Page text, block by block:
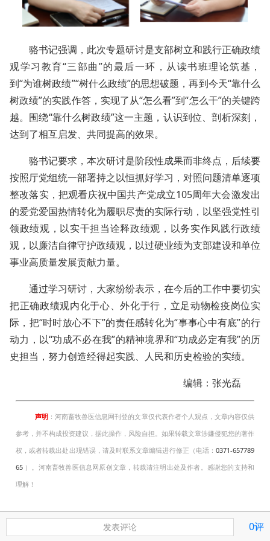
骆书记强调，此次专题研讨是支部树立和践行正确政绩
观学习教育“三部曲”的最后一环，从读书班理论筑基，
到“为谁树政绩”“树什么政绩”的思想破题，再到今天“靠什么
树政绩”的实践作答，实现了从“怎么看”到“怎么干”的关键跨
越。围绕“靠什么树政绩”这一主题，认识到位、剖析深刻，
达到了相互启发、共同提高的效果。
骆书记要求，本次研讨是阶段性成果而非终点，后续要
按照厅党组统一部署持之以恒抓好学习，对照问题清单逐项
整改落实，把观看庆祝中国共产党成立105周年大会激发出
的爱党爱国热情转化为履职尽责的实际行动，以坚强党性引
领政绩观，以实干担当诠释政绩观，以务实作风践行政绩
观，以廉洁自律守护政绩观，以过硬业绩为支部建设和单位
事业高质量发展贡献力量。
通过学习研讨，大家纷纷表示，在今后的工作中要切实
把正确政绩观内化于心、外化于行，立足动物检疫岗位实
际，把“时时放心不下”的责任感转化为“事事心中有底”的行
动力，以“功成不必在我”的精神境界和“功成必定有我”的历
史担当，努力创造经得起实践、人民和历史检验的实绩。
编辑：张光磊
声明 ：河南畜牧兽医信息网刊登的文章仅代表作者个人观点，文章内容仅供
参考，并不构成投资建议，据此操作，风险自担。如果转载文章涉嫌侵犯您的著作
权，或者转载出处出现错误，请及时联系文章编辑进行修正（电话： 0371-657789
65 ）。河南畜牧兽医信息网原创文章，转载请注明出处及作者。感谢您的支持和
理解！
发表评论 0评